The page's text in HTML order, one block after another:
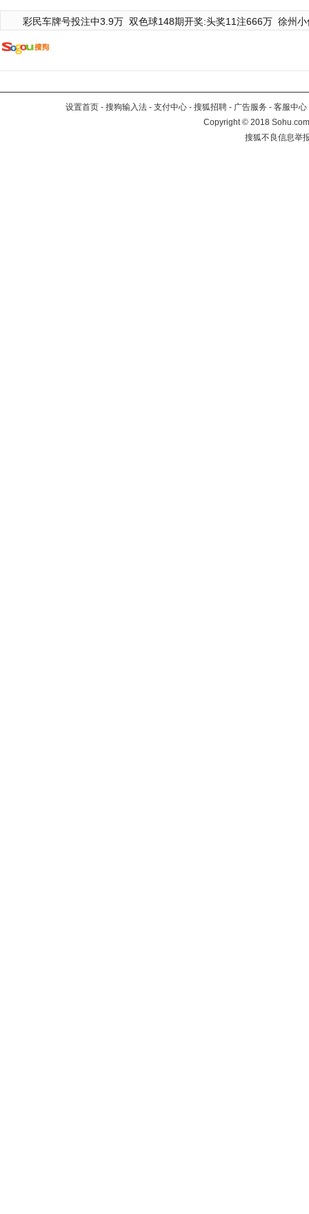
彩民车牌号投注中3.9万 双色球148期开奖:头奖11注666万 徐州
设置首页 - 搜狗输入法 - 支付中心 - 搜狐招聘 - 广告服务 - 客服中心
Copyright©2018
搜狐不良信息举